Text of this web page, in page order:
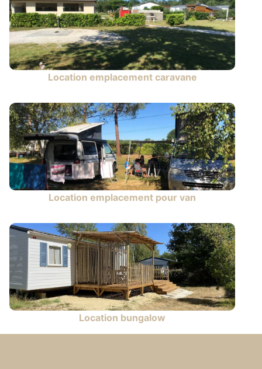
Location emplacement caravane
Location emplacement pour van
Location bungalow